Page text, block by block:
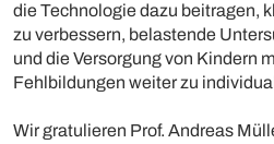
die Technologie dazu beitragen,
zu verbessern, belastende
und die Versorgung von Kindern
Fehlbildungen weiter zu
Wir gratulieren Prof. Andreas